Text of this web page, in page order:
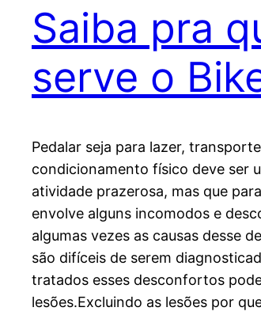
Saiba pra
serve o
Pedalar seja para lazer,
condicionamento físico deve ser
atividade prazerosa, mas que
envolve alguns incomodos e
algumas vezes as causas desse
são difíceis de serem
tratados esses desconfortos
lesões.Excluindo as lesões por